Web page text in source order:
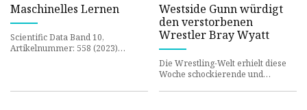
Maschinelles Lernen
Scientific Data Band 10,
Artikelnummer: 558 (2023)
Westside Gunn würdigt
den verstorbenen
Wrestler Bray Wyatt
Die Wrestling-Welt erhielt diese
Woche schockierende und